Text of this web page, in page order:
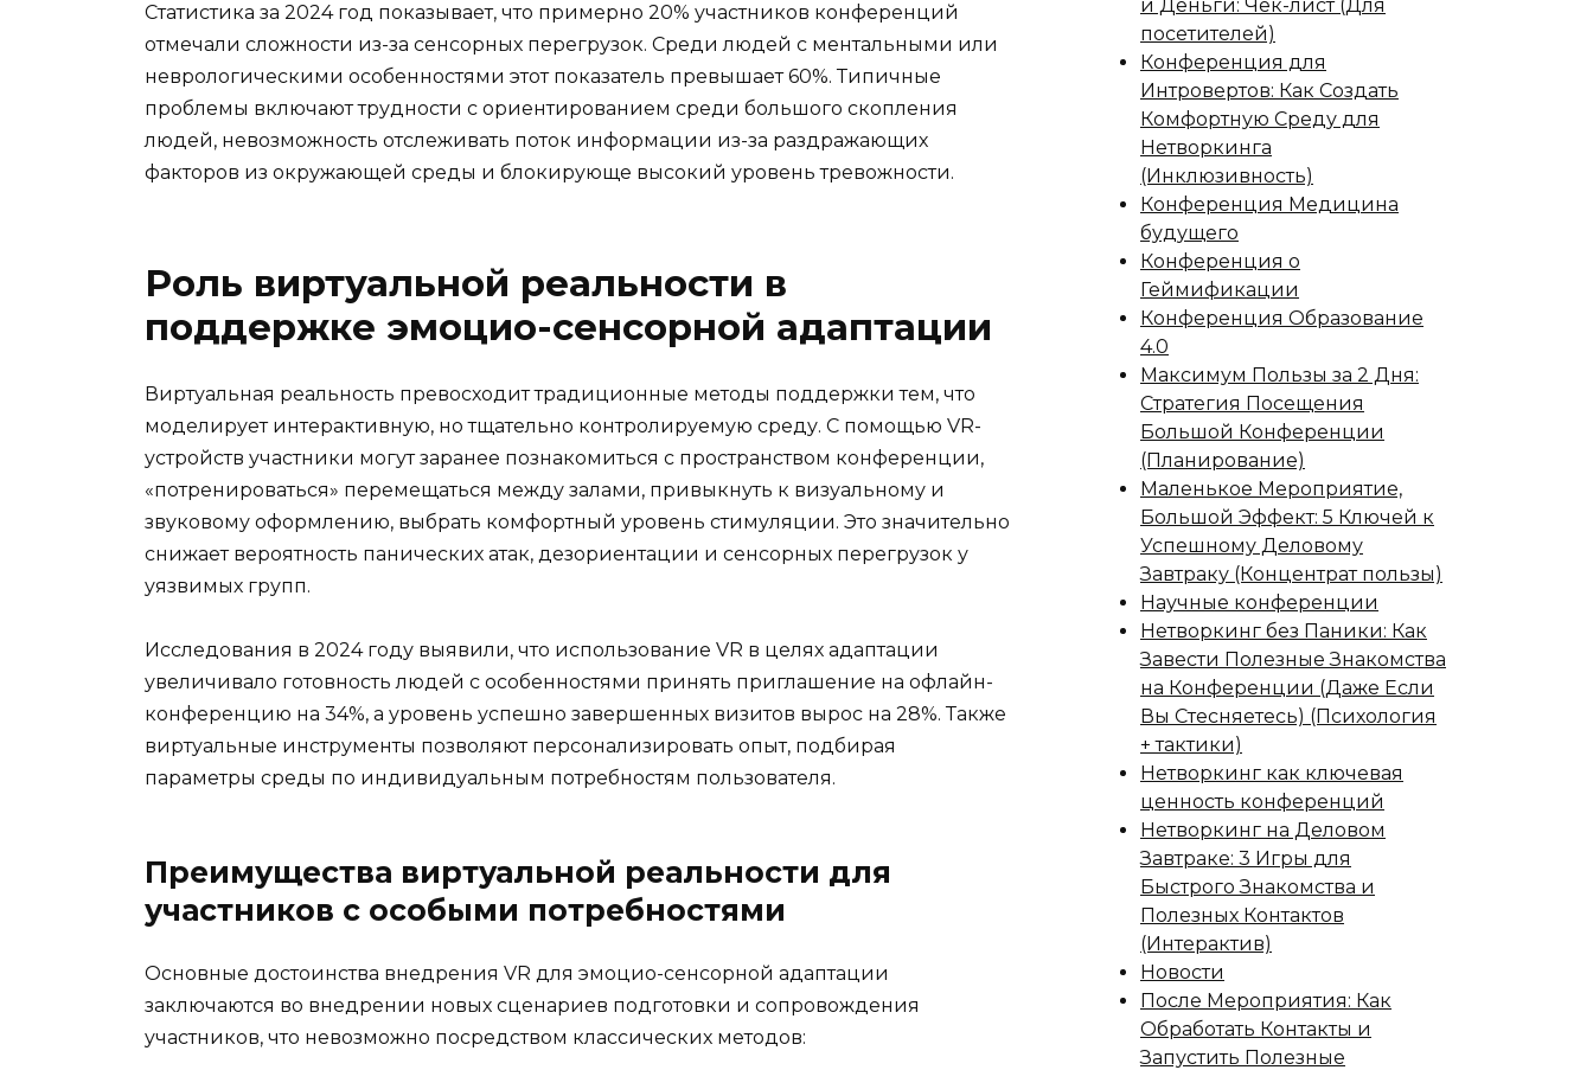
Статистика за 2024 год показывает, что примерно 20% участников конференций
отмечали сложности из-за сенсорных перегрузок. Среди людей с ментальными или
неврологическими особенностями этот показатель превышает 60%. Типичные
проблемы включают трудности с ориентированием среди большого скопления
людей, невозможность отслеживать поток информации из-за раздражающих
факторов из окружающей среды и блокирующе высокий уровень тревожности.
Роль виртуальной реальности в
поддержке эмоцио-сенсорной адаптации
Виртуальная реальность превосходит традиционные методы поддержки тем, что
моделирует интерактивную, но тщательно контролируемую среду. С помощью VR-
устройств участники могут заранее познакомиться с пространством конференции,
«потренироваться» перемещаться между залами, привыкнуть к визуальному и
звуковому оформлению, выбрать комфортный уровень стимуляции. Это значительно
снижает вероятность панических атак, дезориентации и сенсорных перегрузок у
уязвимых групп.
Исследования в 2024 году выявили, что использование VR в целях адаптации
увеличивало готовность людей с особенностями принять приглашение на офлайн-
конференцию на 34%, а уровень успешно завершенных визитов вырос на 28%. Также
виртуальные инструменты позволяют персонализировать опыт, подбирая
параметры среды по индивидуальным потребностям пользователя.
Преимущества виртуальной реальности для
участников с особыми потребностями
Основные достоинства внедрения VR для эмоцио-сенсорной адаптации
заключаются во внедрении новых сценариев подготовки и сопровождения
участников, что невозможно посредством классических методов:
и Деньги: Чек-лист (Для
посетителей)
Конференция для
Интровертов: Как Создать
Комфортную Среду для
Нетворкинга
(Инклюзивность)
Конференция Медицина
будущего
Конференция о
Геймификации
Конференция Образование
4.0
Максимум Пользы за 2 Дня:
Стратегия Посещения
Большой Конференции
(Планирование)
Маленькое Мероприятие,
Большой Эффект: 5 Ключей к
Успешному Деловому
Завтраку (Концентрат пользы)
Научные конференции
Нетворкинг без Паники: Как
Завести Полезные Знакомства
на Конференции (Даже Если
Вы Стесняетесь) (Психология
+ тактики)
Нетворкинг как ключевая
ценность конференций
Нетворкинг на Деловом
Завтраке: 3 Игры для
Быстрого Знакомства и
Полезных Контактов
(Интерактив)
Новости
После Мероприятия: Как
Обработать Контакты и
Запустить Полезные